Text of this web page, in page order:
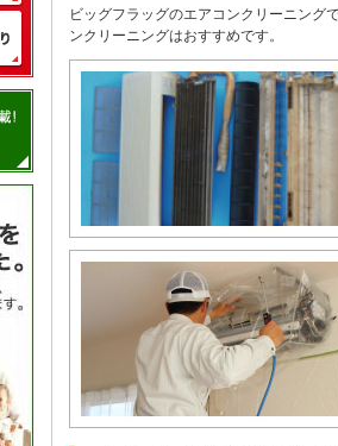
ビッグフラッグのエアコンクリーニング
ンクリーニングはおすすめです。
あかり・空調プランのお見積り
アンケートを実施